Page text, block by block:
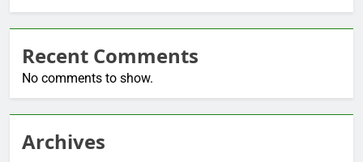
Recent Comments
No comments to show.
Archives